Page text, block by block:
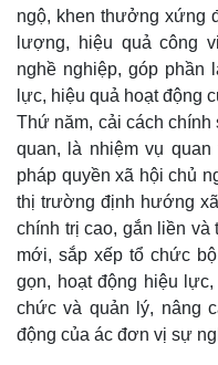
Thế giới
Quan sát
Cuộc sống đó đây
Hồ sơ
ngộ, khen thưởng xứng
lượng, hiệu quả công
nghề nghiệp, góp phần
lực, hiệu quả hoạt động
Thứ năm, cải cách
quan, là nhiệm vụ
pháp quyền xã hội chủ
thị trường định hướng
chính trị cao, gắn liền và
mới, sắp xếp tổ chức
gọn, hoạt động hiệu
chức và quản lý, nâng
động của ác đơn vị sự